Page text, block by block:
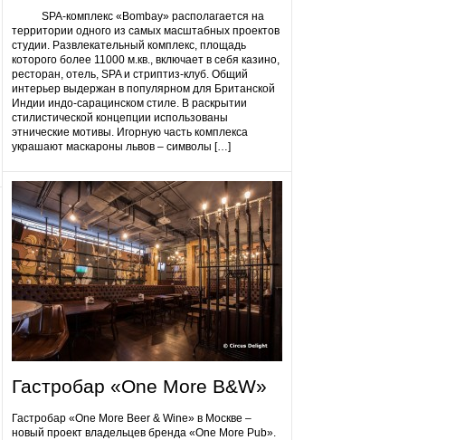
SPA-комплекс «Bombay» располагается на
территории одного из самых масштабных проектов
студии. Развлекательный комплекс, площадь
которого более 11000 м.кв., включает в себя казино,
ресторан, отель, SPA и стриптиз-клуб. Общий
интерьер выдержан в популярном для Британской
Индии индо-сарацинском стиле. В раскрытии
стилистической концепции использованы
этнические мотивы. Игорную часть комплекса
украшают маскароны львов – символы […]
Гастробap «One More B&W»
Гастробap «One More Beer & Wine» в Москве –
новый проект владельцев бренда «One More Pub».